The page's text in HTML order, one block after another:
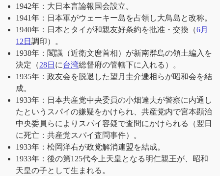
1942年：大日本言論報国会設立。
1941年：日本軍がウェーキー島を占領し大鳥島と改称。
1940年：日本とタイが和親友好条約を批准・交換（6月
12日 調印）。
1938年：閣議（近衛文麿首相）が新南群島の領土編入を
決定（28日 に台湾総督府の管轄下に入れる）。
1935年：政友会を脱退した望月圭介逓相らが昭和会を結
成。
1933年：日本共産党中央委員の小畑達夫が警察に内通し
たというスパイの嫌疑をかけられ、共産党内で宮本顕治
中央委員らによりスパイ容疑で査問にかけられる（翌日
に死亡：共産党スパイ査問事件）。
1933年：松岡洋右が政党解消連盟を結成。
1933年：後の第125代今上天皇となる明仁親王が、昭和
天皇の子として生まれる。